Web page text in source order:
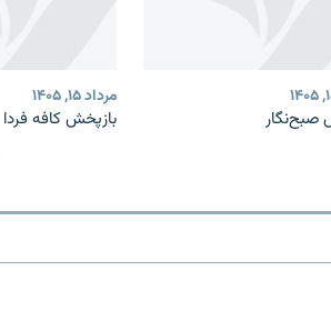
صبح‌نگار
مرداد ۱۵, ۱۴۰۵
بازپخش کافه فردا